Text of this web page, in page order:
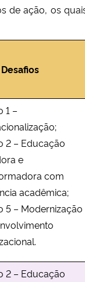
de ação, os
Desafios
1 –
2 – Educação
e
com
acadêmica;
5 – Modernização
2 – Educação